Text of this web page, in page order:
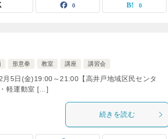
0 0
形意拳 教室 講座 講習会
5日(金)19:00～21:00【高井戸地域区民センタ
軽運動室 […]
続きを読む